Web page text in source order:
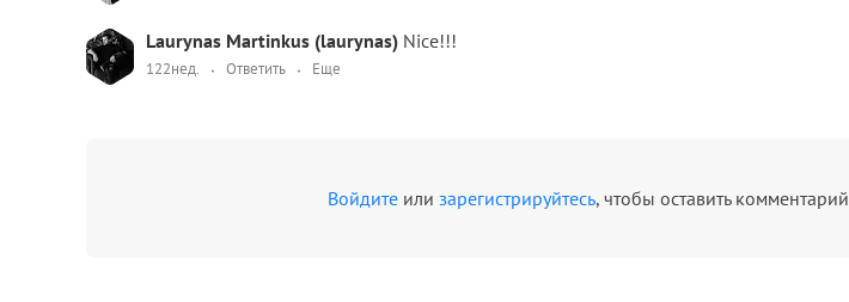
Laurynas Martinkus (laurynas) Nice!!!
122нед. Ответить Еще
Войдите или зарегистрируйтесь, чтобы оставить комментарий